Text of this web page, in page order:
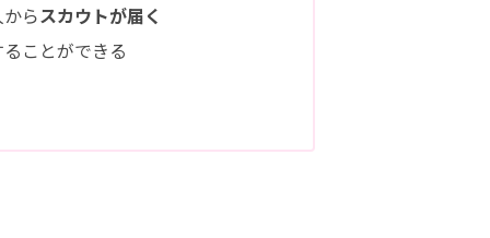
らスカウトが届く
ことができる